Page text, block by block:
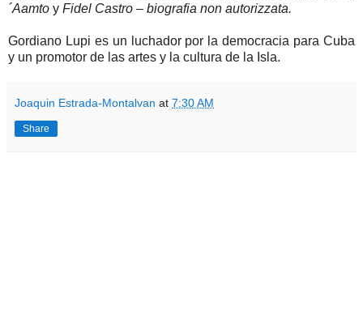
´Aamto y Fidel Castro – biografia non autorizzata.
Gordiano Lupi es un luchador por la democracia para Cuba
y un promotor de las artes y la cultura de la Isla.
Joaquin Estrada-Montalvan at 7:30 AM
Share